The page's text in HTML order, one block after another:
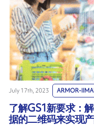
July 17th, 2023 ARMOR-
了解GS1新要求：
据的二维码来实现